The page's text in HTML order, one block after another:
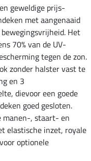
geweldige prijs-
met aangenaaid
Het
70% van de UV-
tegen de zon.
zonder halster vast te
en 3
dievoor een goede
goed gesloten.
manen-, staart- en
elastische inzet, royale
optionele